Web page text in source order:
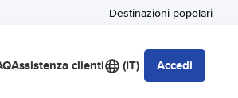
Destinazioni popolari
Assistenza clienti (IT) Accedi